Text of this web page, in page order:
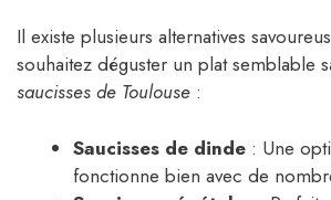
Il existe plusieurs alternatives
souhaitez déguster un plat semblable
saucisses de Toulouse :
Saucisses de dinde : Une
fonctionne bien avec de